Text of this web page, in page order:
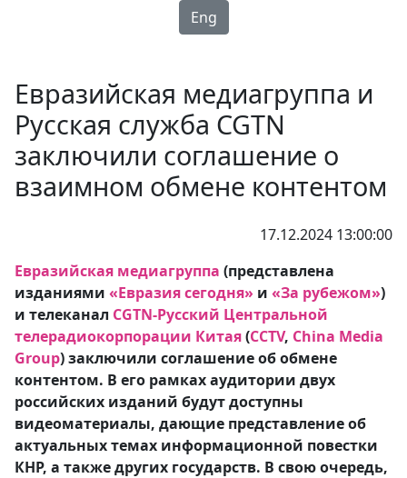
Eng
Евразийская медиагруппа и
Русская служба CGTN
заключили соглашение о
взаимном обмене контентом
17.12.2024 13:00:00
Евразийская медиагруппа (представлена
изданиями «Евразия сегодня» и «За рубежом»)
и телеканал CGTN-Русский Центральной
телерадиокорпорации Китая(CCTV, China Media
Group) заключили соглашение об обмене
контентом. В его рамках аудитории двух
российских изданий будут доступны
видеоматериалы, дающие представление об
актуальных темах информационной повестки
КНР, а также других государств. В свою очередь,